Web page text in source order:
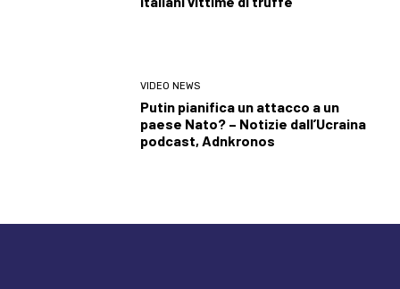
VIDEO NEWS
Putin pianifica un attacco a un
paese Nato? – Notizie dall’Ucraina
podcast, Adnkronos